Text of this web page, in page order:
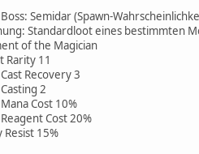
Semidar (Spawn-
Standardloot eines bestimmten
of the Magician
Rarity 11
Recovery 3
2
Cost 10%
Cost 20%
Resist 15%